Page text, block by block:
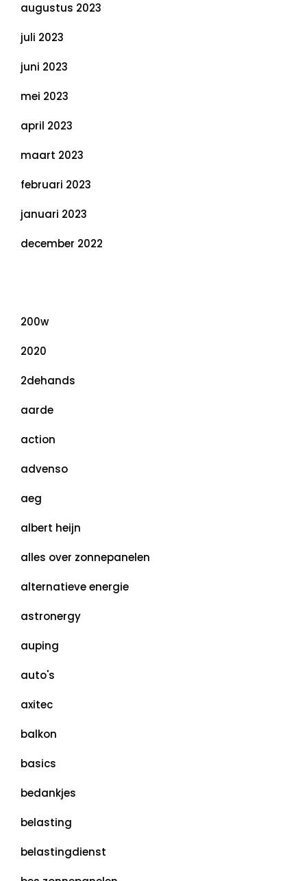
augustus 2023
juli 2023
juni 2023
mei 2023
april 2023
maart 2023
februari 2023
januari 2023
december 2022
200w
2020
2dehands
aarde
action
advenso
aeg
albert heijn
alles over zonnepanelen
alternatieve energie
astronergy
auping
auto's
axitec
balkon
basics
bedankjes
belasting
belastingdienst